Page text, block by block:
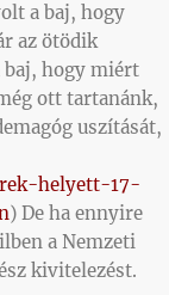
a baj, hogy
az ötödik
baj, hogy miért
ott tartanánk,
uszítását,
helyett-17-
) De ha ennyire
a Nemzeti
kivitelezést.